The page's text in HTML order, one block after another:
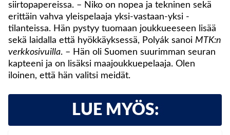
siirtopapereissa. – Niko on nopea ja tekninen sekä
erittäin vahva yleispelaaja yksi-vastaan-yksi -
tilanteissa. Hän pystyy tuomaan joukkueeseen lisää
sekä laidalla että hyökkäyksessä, Polyák sanoi MTK:n
verkkosivuilla. – Hän oli Suomen suurimman seuran
kapteeni ja on lisäksi maajoukkuepelaaja. Olen
iloinen, että hän valitsi meidät.
LUE MYÖS: